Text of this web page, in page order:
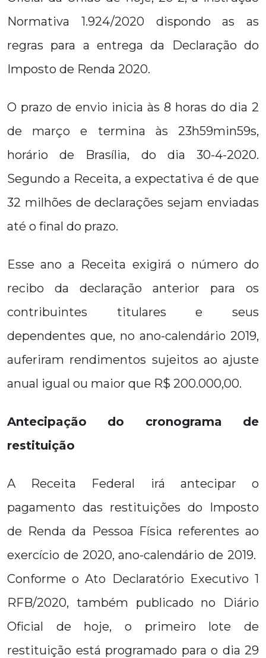
Normativa 1.924/2020 dispondo as as
regras para a entrega da Declaração do
Imposto de Renda 2020.
O prazo de envio inicia às 8 horas do dia 2
de março e termina às 23h59min59s,
horário de Brasília, do dia 30-4-2020.
Segundo a Receita, a expectativa é de que
32 milhões de declarações sejam enviadas
até o final do prazo.
Esse ano a Receita exigirá o número do
recibo da declaração anterior para os
contribuintes titulares e seus
dependentes que, no ano-calendário 2019,
auferiram rendimentos sujeitos ao ajuste
anual igual ou maior que R$ 200.000,00.
Antecipação do cronograma de
restituição
A Receita Federal irá antecipar o
pagamento das restituições do Imposto
de Renda da Pessoa Física referentes ao
exercício de 2020, ano-calendário de 2019.
Conforme o Ato Declaratório Executivo 1
RFB/2020, também publicado no Diário
Oficial de hoje, o primeiro lote de
restituição está programado para o dia 29